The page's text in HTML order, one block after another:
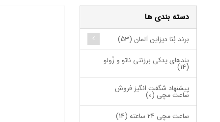
دسته بندی ها
برند بُتا دیزاین آلمان (53)
بندهای یدکی برزنتی ناتو و زُولو
(14)
پیشنهاد شگفت انگیز فروش
ساعت مچی (0)
ساعت مچی 24 ساعته (14)